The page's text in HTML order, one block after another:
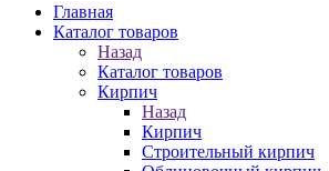
Главная
Каталог товаров
Назад
Каталог товаров
Кирпич
Назад
Кирпич
Строительный кирпич